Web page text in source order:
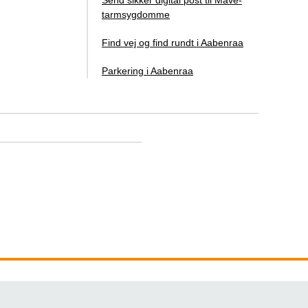
tarmsygdomme
Find vej og find rundt i Aabenraa
Parkering i Aabenraa